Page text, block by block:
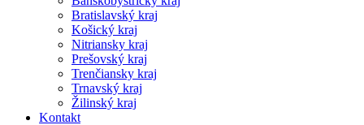
Bratislavský kraj
Košický kraj
Nitriansky kraj
Prešovský kraj
Trenčiansky kraj
Trnavský kraj
Žilinský kraj
Kontakt